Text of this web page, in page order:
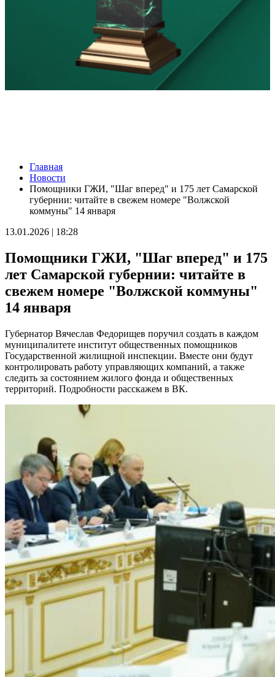
Исследование: россияне увеличивают расходы на спорт и
ЗОЖ
07.08.2026 | 18:24
В Самарской области продлили ограничения по купанию на
четырех пляжах
Вячеслав Федорищев впервые вручил знак "За вклад в
07.08.2026 | 18:21
В Тольятти отремонтируют тротуары и проезды
07.08.2026 | 18:05
"Самара в движении": расписание бесплатных тренировок 8
августа
07.08.2026 | 17:56
Федорищев – о расширении географии диспансеризации
участников СВО
07.08.2026 | 17:55
Самарские строители отмечают профессиональный праздник
07.08.2026 | 17:49
В ГД предложили увеличить МРОТ до 50 000 рублей
Шостакович и сказки: в Самаре прошел необычный концерт
вручил государственные и региональные награды в
преддверии Дня строителя
07.08.2026 | 17:04
Вместе на страже порядка: вклад добровольных народных
дружин в безопасность Самарской области
07.08.2026 | 17:02
7 августа Волга у берегов Самары прогрелась почти до 24 °C
07.08.2026 | 17:02
Народ, родившийся на Волге: о поволжских немцах
Самарского края
07.08.2026 | 16:58
Для зрителей от 5 до 150 лет: в Новокуйбышевске выпускают
спектакль по мотивам русской сказки
07.08.2026 | 16:50
65 школ Самары уже готовы к учебному году
07.08.2026 | 16:25
Россияне больше не готовы откладывать решение жилищного
вопроса: объем выдачи ипотеки вырос на 38 %
Завершился первый Всероссийский турнир "Шахматы для
СВОих"
Главная
Новости
Помощники ГЖИ, "Шаг вперед" и 175 лет Самарской
губернии: читайте в свежем номере "Волжской
коммуны" 14 января
13.01.2026 | 18:28
Помощники ГЖИ, "Шаг вперед" и 175
лет Самарской губернии: читайте в
свежем номере "Волжской коммуны"
14 января
Губернатор Вячеслав Федорищев поручил создать в каждом
муниципалитете институт общественных помощников
Государственной жилищной инспекции. Вместе они будут
контролировать работу управляющих компаний, а также
следить за состоянием жилого фонда и общественных
территорий. Подробности расскажем в ВК.